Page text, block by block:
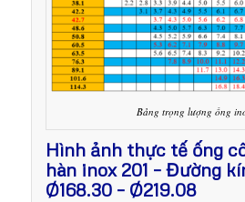
Bảng trọng lượng ống
Hình ảnh thực tế ống
hàn inox 201 – Đường
Ø168.30 – Ø219.08